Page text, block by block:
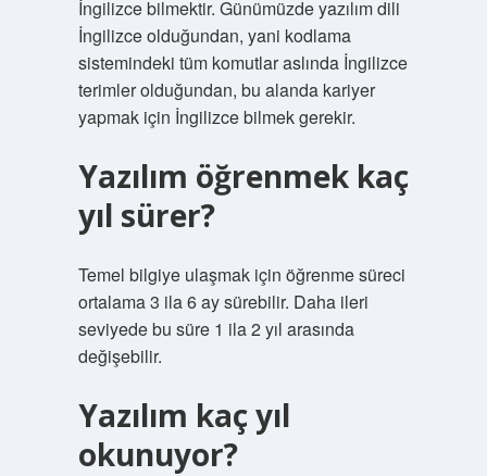
İngilizce bilmektir. Günümüzde yazılım dili
İngilizce olduğundan, yani kodlama
sistemindeki tüm komutlar aslında İngilizce
terimler olduğundan, bu alanda kariyer
yapmak için İngilizce bilmek gerekir.
Yazılım öğrenmek kaç
yıl sürer?
Temel bilgiye ulaşmak için öğrenme süreci
ortalama 3 ila 6 ay sürebilir. Daha ileri
seviyede bu süre 1 ila 2 yıl arasında
değişebilir.
Yazılım kaç yıl
okunuyor?